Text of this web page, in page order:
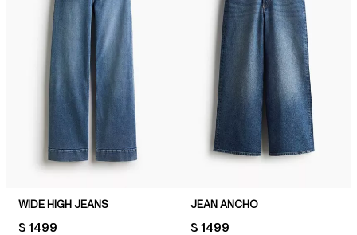
WIDE HIGH JEANS
PRICE:
$ 1499
JEAN ANCHO
PRICE:
$ 1499